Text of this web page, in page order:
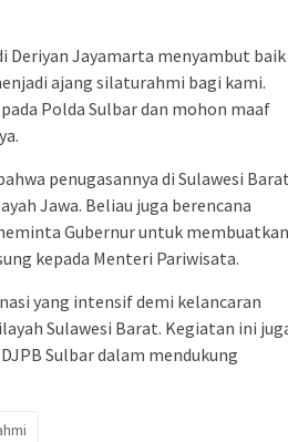
Deriyan Jayamarta menyambut baik
ajang silaturahmi bagi kami.
Polda Sulbar dan mohon maaf
penugasannya di Sulawesi Barat
Jawa. Beliau juga berencana
Gubernur untuk membuatkan
kepada Menteri Pariwisata.
yang intensif demi kelancaran
Sulawesi Barat. Kegiatan ini
Sulbar dalam mendukung